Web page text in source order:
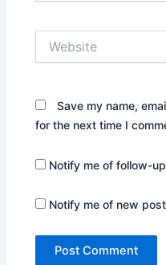
Save my name,
for the next time I
Notify me of follow-
Notify me of new